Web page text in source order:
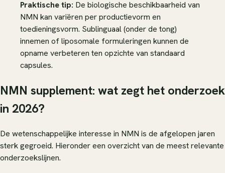
Praktische tip: De biologische beschikbaarheid van
NMN kan variëren per productievorm en
toedieningsvorm. Sublinguaal (onder de tong)
innemen of liposomale formuleringen kunnen de
opname verbeteren ten opzichte van standaard
capsules.
NMN supplement: wat zegt het onderzoek
in 2026?
De wetenschappelijke interesse in NMN is de afgelopen jaren
sterk gegroeid. Hieronder een overzicht van de meest relevante
onderzoekslijnen.